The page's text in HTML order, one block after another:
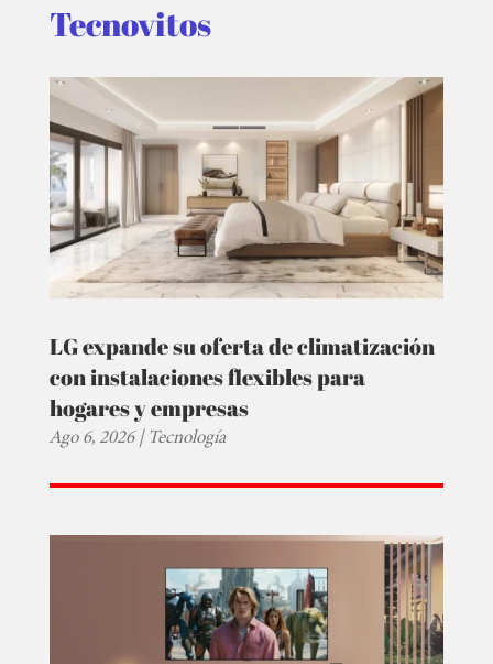
Tecnovitos
LG expande su oferta de climatización
con instalaciones flexibles para
hogares y empresas
Ago 6, 2026|Tecnología